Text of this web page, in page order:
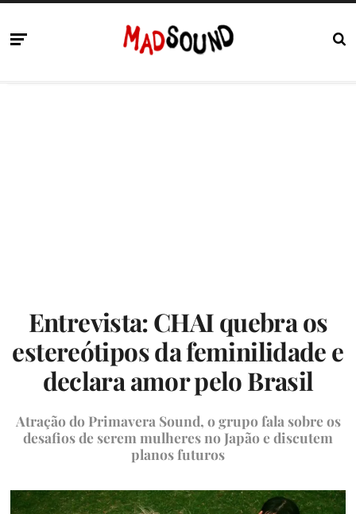
Entrevista: CHAI quebra os
estereótipos da feminilidade e
declara amor pelo Brasil
Atração do Primavera Sound, o grupo fala sobre os
desafios de serem mulheres no Japão e discutem
planos futuros